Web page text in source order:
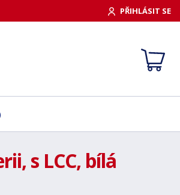
PŘIHLÁSIT SE
s LCC, bílá